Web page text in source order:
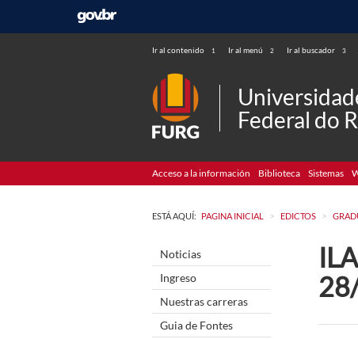
Ir al contenido 1 Ir al menú 2 Ir al buscador 3
Federal do
Acceso a la información Biblioteca Sistemas
ESTÁ AQUÍ: PAGINA INICIAL > EDICTOS >
Noticias
Ingreso
Nuestras carreras
Guia de Fontes